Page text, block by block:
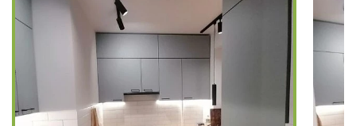
обработку
Согласие